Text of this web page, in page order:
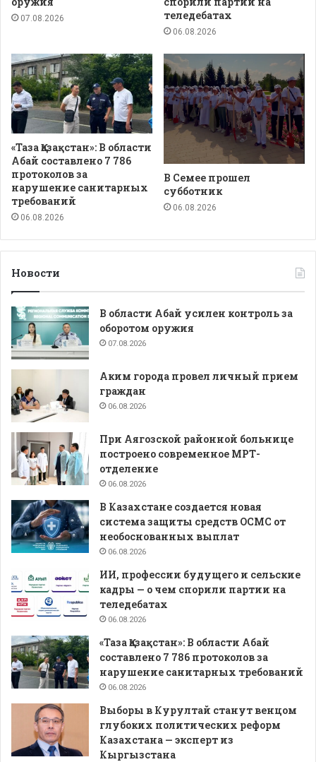
07.08.2026
теледебатах
06.08.2026
«Таза Қазақстан»: В области
Абай составлено 7 786
протоколов за
нарушение санитарных
требований
06.08.2026
В Семее прошел
субботник
06.08.2026
Новости
В области Абай усилен контроль за
оборотом оружия
07.08.2026
Аким города провел личный прием
граждан
06.08.2026
При Аягозской районной больнице
построено современное МРТ-
отделение
06.08.2026
В Казахстане создается новая
система защиты средств ОСМС от
необоснованных выплат
06.08.2026
ИИ, профессии будущего и сельские
кадры — о чем спорили партии на
теледебатах
06.08.2026
«Таза Қазақстан»: В области Абай
составлено 7 786 протоколов за
нарушение санитарных требований
06.08.2026
Выборы в Курултай станут венцом
глубоких политических реформ
Казахстана — эксперт из
Кыргызстана